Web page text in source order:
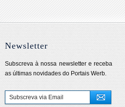
Newsletter
Subscreva à nossa newsletter e receba
as últimas novidades do Portais Werb.